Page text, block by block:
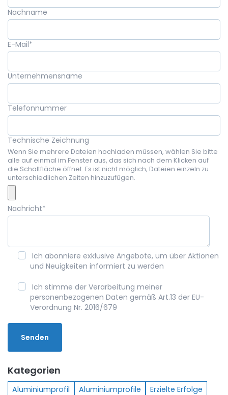
Nachname
E-Mail*
Unternehmensname
Telefonnummer
Technische Zeichnung
Wenn Sie mehrere Dateien hochladen müssen, wählen Sie bitte
alle auf einmal im Fenster aus, das sich nach dem Klicken auf
die Schaltfläche öffnet. Es ist nicht möglich, Dateien einzeln zu
unterschiedlichen Zeiten hinzuzufügen.
Nachricht*
Ich abonniere exklusive Angebote, um über Aktionen
und Neuigkeiten informiert zu werden
Ich stimme der Verarbeitung meiner
personenbezogenen Daten gemäß Art.13 der EU-
Verordnung Nr. 2016/679
Kategorien
Aluminiumprofil Aluminiumprofile Erzielte Erfolge